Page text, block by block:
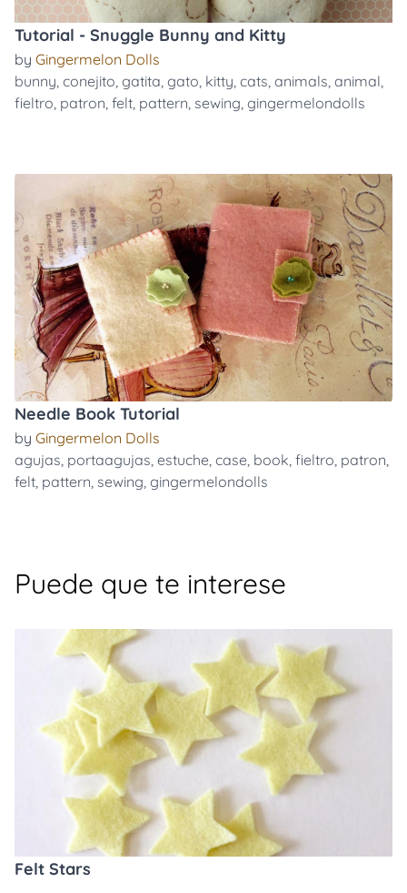
Tutorial - Snuggle Bunny and Kitty
by Gingermelon Dolls
bunny, conejito, gatita, gato, kitty, cats, animals, animal,
fieltro, patron, felt, pattern, sewing, gingermelondolls
Needle Book Tutorial
by Gingermelon Dolls
agujas, portaagujas, estuche, case, book, fieltro, patron,
felt, pattern, sewing, gingermelondolls
Puede que te interese
Felt Stars